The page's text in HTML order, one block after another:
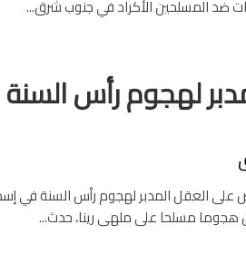
ضد المسلحين الأكراد في جنوب شرق...
لهجوم رأس
على العقل المدبر لهجوم رأس السنة في
مسلحا على ملهى رينا، حدث...